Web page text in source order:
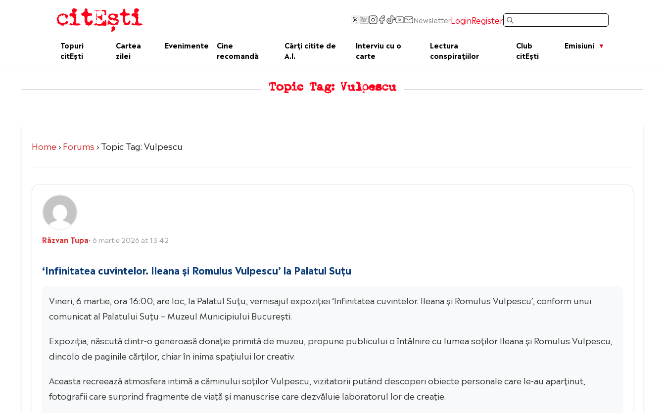
NewsletterLoginRegister
Topuri
citEști
Cartea
zilei
Evenimente
Cine
recomandă
Cărți citite de
A.I.
Interviu cu o
carte
Lectura
conspirațiilor
Club
citEști
Emisiuni
Topic Tag: Vulpescu
Home›Forums›Topic Tag: Vulpescu
Răzvan Țupa• 6 martie 2026 at 13:42
‘Infinitatea cuvintelor. Ileana și Romulus Vulpescu’ la Palatul Suțu
Vineri, 6 martie, ora 16:00, are loc, la Palatul Suțu, vernisajul expoziției ‘Infinitatea cuvintelor. Ileana și Romulus Vulpescu’, conform unui
comunicat al Palatului Suțu – Muzeul Municipiului București.
Expoziția, născută dintr-o generoasă donație primită de muzeu, propune publicului o întâlnire cu lumea soților Ileana și Romulus Vulpescu,
dincolo de paginile cărților, chiar în inima spațiului lor creativ.
Aceasta recreează atmosfera intimă a căminului soților Vulpescu, vizitatorii putând descoperi obiecte personale care le-au aparținut,
fotografii care surprind fragmente de viață și manuscrise care dezvăluie laboratorul lor de creație.